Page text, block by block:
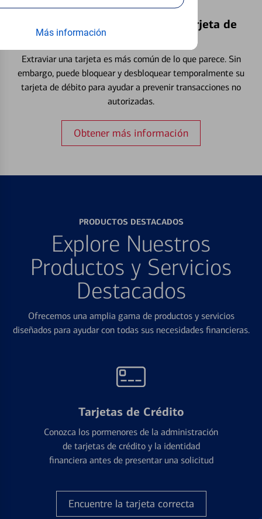
Más información
Bloquear y Desbloquear una Tarjeta de
Extraviar una tarjeta es más común de lo que parece. Sin
embargo, puede bloquear y desbloquear temporalmente su
tarjeta de débito para ayudar a prevenir transacciones no
autorizadas.
Obtener más información
PRODUCTOS DESTACADOS
Explore Nuestros
Productos y Servicios
Destacados
Ofrecemos una amplia gama de productos y servicios
diseñados para ayudar con todas sus necesidades financieras.
Tarjetas de Crédito
Conozca los pormenores de la administración
de tarjetas de crédito y la identidad
financiera antes de presentar una solicitud
Encuentre la tarjeta correcta